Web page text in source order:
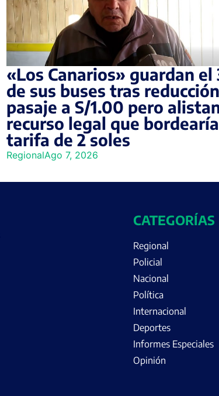
«Los Canarios» guardan el
de sus buses tras
pasaje a S/1.00 pero
recurso legal que bordearía
tarifa de 2 soles
RegionalAgo 7, 2026
CATEGORÍAS
Regional
Policial
Nacional
Política
Internacional
Deportes
Informes Especiales
Opinión